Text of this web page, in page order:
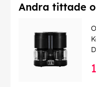
Andra tittade